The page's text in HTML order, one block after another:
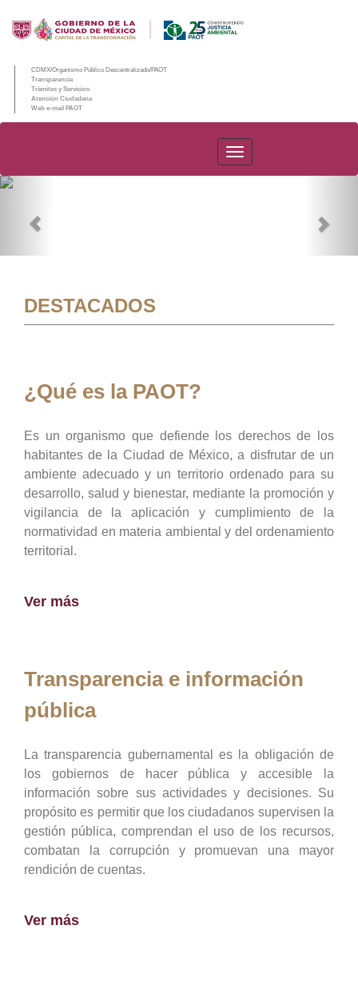
CDMX/Organismo Público Descentralizado/PAOT
Transparencia
Trámites y Servicios
Atención Ciudadana
Web e-mail PAOT
PAOT
DESTACADOS
¿Qué es la PAOT?
Es un organismo que defiende los derechos de los
habitantes de la Ciudad de México, a disfrutar de un
ambiente adecuado y un territorio ordenado para su
desarrollo, salud y bienestar, mediante la promoción y
vigilancia de la aplicación y cumplimiento de la
normatividad en materia ambiental y del ordenamiento
territorial.
Ver más
Transparencia e información
pública
La transparencia gubernamental es la obligación de
los gobiernos de hacer pública y accesible la
información sobre sus actividades y decisiones. Su
propósito es permitir que los ciudadanos supervisen la
gestión pública, comprendan el uso de los recursos,
combatan la corrupción y promuevan una mayor
rendición de cuentas.
Ver más